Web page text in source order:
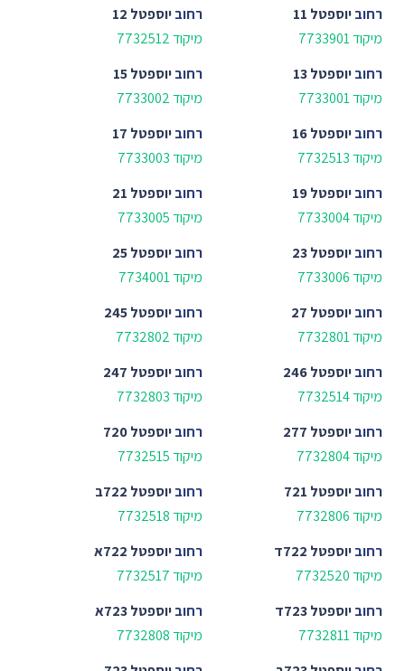
רחוביוספטל 11
מיקוד 7733901
רחוביוספטל 12
מיקוד 7732512
רחוביוספטל 13
מיקוד 7733001
רחוביוספטל 15
מיקוד 7733002
רחוביוספטל 16
מיקוד 7732513
רחוביוספטל 17
מיקוד 7733003
רחוביוספטל 19
מיקוד 7733004
רחוביוספטל 21
מיקוד 7733005
רחוביוספטל 23
מיקוד 7733006
רחוביוספטל 25
מיקוד 7734001
רחוביוספטל 27
מיקוד 7732801
רחוביוספטל 245
מיקוד 7732802
רחוביוספטל 246
מיקוד 7732514
רחוביוספטל 247
מיקוד 7732803
רחוביוספטל 277
מיקוד 7732804
רחוביוספטל 720
מיקוד 7732515
רחוביוספטל 721
מיקוד 7732806
רחוביוספטל 722ב
מיקוד 7732518
רחוביוספטל 722ד
מיקוד 7732520
רחוביוספטל 722א
מיקוד 7732517
רחוביוספטל 723ד
מיקוד 7732811
רחוביוספטל 723א
מיקוד 7732808